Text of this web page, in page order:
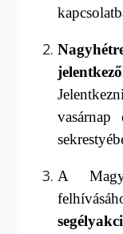
vasárnap
A